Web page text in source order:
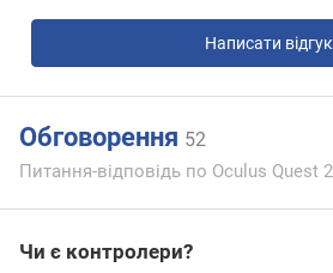
Написати відгук
Обговорення 52
Питання-відповідь по Oculus Quest
Чи є контролери?